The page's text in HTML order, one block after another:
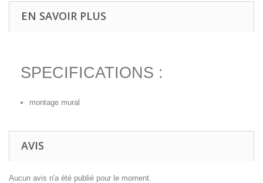
EN SAVOIR PLUS
SPECIFICATIONS :
montage mural
AVIS
Aucun avis n'a été publié pour le moment.